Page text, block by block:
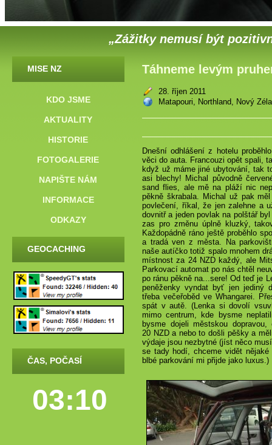
„Zážitky nemusí být
MISE NZ
KDO JSME
AKTUALITY
HISTORIE
FOTOGALERIE
NAPIŠTE NÁM
INFORMACE
ODKAZY
GEOCACHING
ČAS, POČASÍ
03:10
Táhneme levým
28. říjen 2011
Matapouri, Northland, Nový
Dnešní odhlášení z hotelu
věci do auta. Francouzi opět spali,
když už máme jiné ubytování, tak
asi blechy! Michal původně
sand flies, ale mě na pláží nic
pěkně škrabala. Michal už pak
povlečení, říkal, že jen zalehne a
dovnitř a jeden povlak na polštář
zas pro změnu úplně kluzký,
Každopádně ráno ještě proběhlo
a tradá ven z města. Na
naše autíčko totiž spalo mnohem
místnost za 24 NZD každý, ale
Parkovací automat po nás chtěl
po ránu pěkně na...sere! Od teď je
peněženky vyndat byť jen jediný
třeba večeřoběd ve Whangarei.
spát v autě. (Lenka si dovolí
mimo centrum, kde bysme
bysme dojeli městskou
20 NZDa nebo to došli pěšky a
výdaje jsou nezbytné (jíst něco
se tady hodí, chceme vidět
blbé parkování mi přijde jako luxus.)